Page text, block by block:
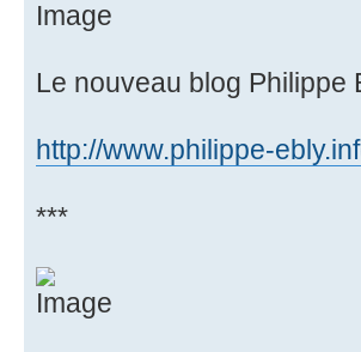
Le nouveau blog Philippe
http://www.philippe-
***